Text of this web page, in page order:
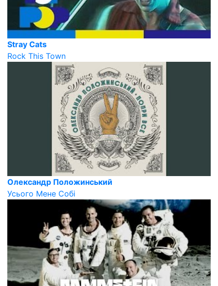
Stray Cats
Rock This Town
Олександр Положинський
Усього Мене Собі